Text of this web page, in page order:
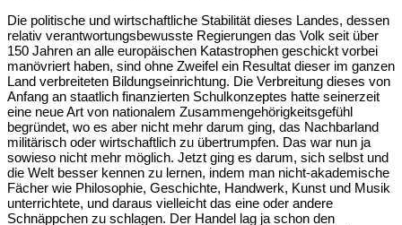
Die politische und wirtschaftliche Stabilität dieses Landes, dessen
relativ verantwortungsbewusste Regierungen das Volk seit über
150 Jahren an alle europäischen Katastrophen geschickt vorbei
manövriert haben, sind ohne Zweifel ein Resultat dieser im ganzen
Land verbreiteten Bildungseinrichtung. Die Verbreitung dieses von
Anfang an staatlich finanzierten Schulkonzeptes hatte seinerzeit
eine neue Art von nationalem Zusammengehörigkeitsgefühl
begründet, wo es aber nicht mehr darum ging, das Nachbarland
militärisch oder wirtschaftlich zu übertrumpfen. Das war nun ja
sowieso nicht mehr möglich. Jetzt ging es darum, sich selbst und
die Welt besser kennen zu lernen, indem man nicht-akademische
Fächer wie Philosophie, Geschichte, Handwerk, Kunst und Musik
unterrichtete, und daraus vielleicht das eine oder andere
Schnäppchen zu schlagen. Der Handel lag ja schon den